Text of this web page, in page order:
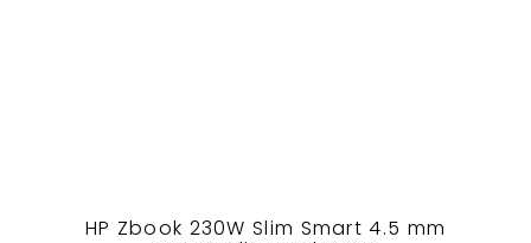
HP Zbook 230W Slim Smart 4.5 mm